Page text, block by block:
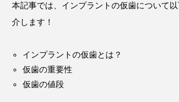
作成
本記事では、インプラントの仮歯について
介します！
インプラントの仮歯とは？
仮歯の重要性
仮歯の値段